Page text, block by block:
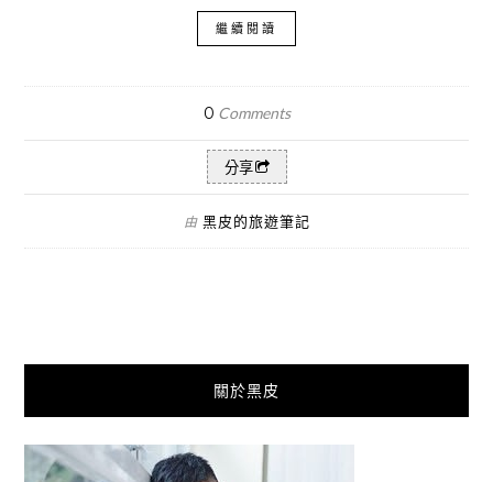
繼續閱讀
0 Comments
分享
由 黑皮的旅遊筆記
關於黑皮